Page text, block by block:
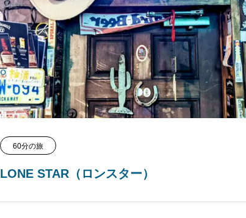
60分の旅
LONE STAR（ロンスター）